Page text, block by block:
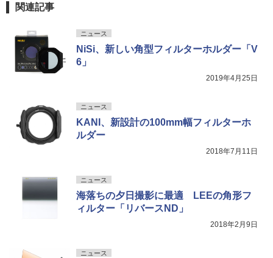
関連記事
ニュース
NiSi、新しい角型フィルターホルダー「V
6」
2019年4月25日
ニュース
KANI、新設計の100mm幅フィルターホ
ルダー
2018年7月11日
ニュース
海落ちの夕日撮影に最適 LEEの角形フ
ィルター「リバースND」
2018年2月9日
ニュース